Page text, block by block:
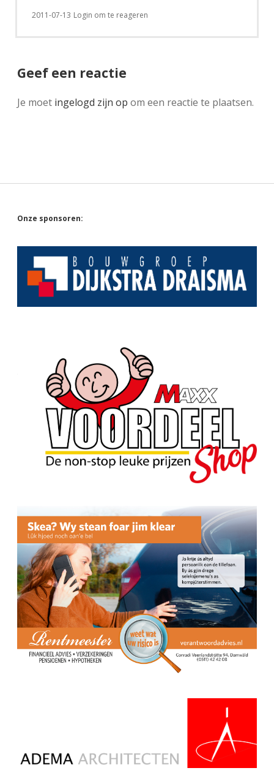
2011-07-13 Login om te reageren
Geef een reactie
Je moet ingelogd zijn op om een reactie te plaatsen.
Sidebar
Onze sponsoren: